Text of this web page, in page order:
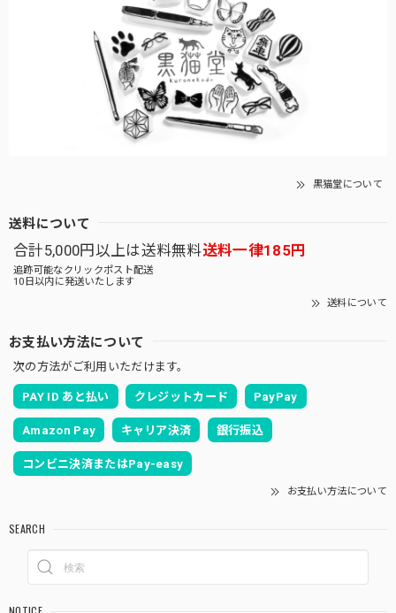
黒猫堂について
送料について
合計5,000円以上は送料無料送料一律185円
追跡可能なクリックポスト配送
10日以内に発送いたします
送料について
お支払い方法について
次の方法がご利用いただけます。
PAY ID あと払い クレジットカード PayPay
Amazon Pay キャリア決済 銀行振込
コンビニ決済またはPay-easy
お支払い方法について
SEARCH